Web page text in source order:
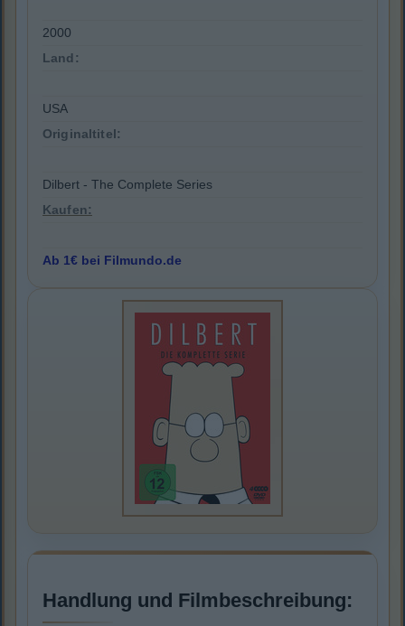
2000
Land:
USA
Originaltitel:
Dilbert - The Complete Series
Kaufen:
Ab 1€ bei Filmundo.de
Handlung und Filmbeschreibung: